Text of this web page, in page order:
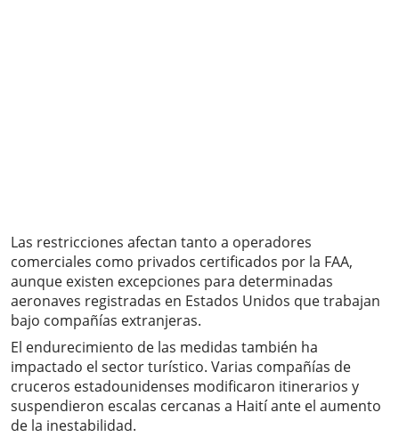
Las restricciones afectan tanto a operadores
comerciales como privados certificados por la FAA,
aunque existen excepciones para determinadas
aeronaves registradas en Estados Unidos que trabajan
bajo compañías extranjeras.
El endurecimiento de las medidas también ha
impactado el sector turístico. Varias compañías de
cruceros estadounidenses modificaron itinerarios y
suspendieron escalas cercanas a Haití ante el aumento
de la inestabilidad.